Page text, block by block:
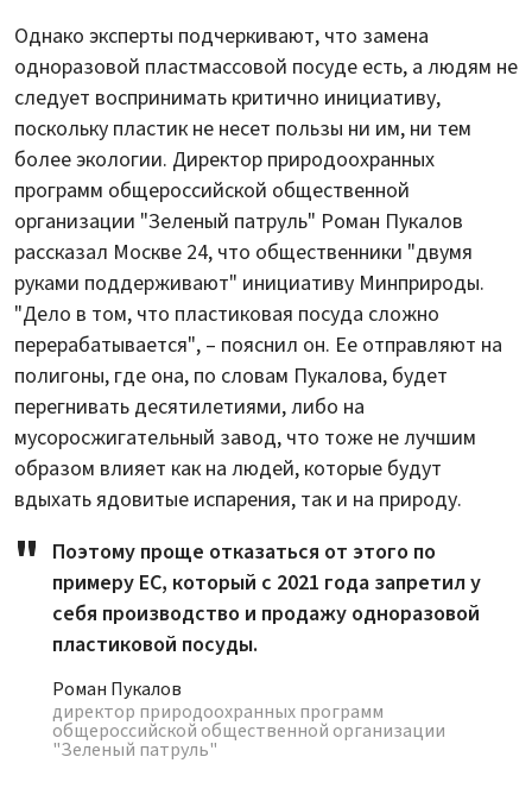
Однако эксперты подчеркивают, что замена
одноразовой пластмассовой посуде есть, а людям не
следует воспринимать критично инициативу,
поскольку пластик не несет пользы ни им, ни тем
более экологии. Директор природоохранных
программ общероссийской общественной
организации "Зеленый патруль" Роман Пукалов
рассказал Москве 24, что общественники "двумя
руками поддерживают" инициативу Минприроды.
"Дело в том, что пластиковая посуда сложно
перерабатывается", – пояснил он. Ее отправляют на
полигоны, где она, по словам Пукалова, будет
перегнивать десятилетиями, либо на
мусоросжигательный завод, что тоже не лучшим
образом влияет как на людей, которые будут
вдыхать ядовитые испарения, так и на природу.
Поэтому проще отказаться от этого по
примеру ЕС, который с 2021 года запретил у
себя производство и продажу одноразовой
пластиковой посуды.
Роман Пукалов
директор природоохранных программ
общероссийской общественной организации
"Зеленый патруль"